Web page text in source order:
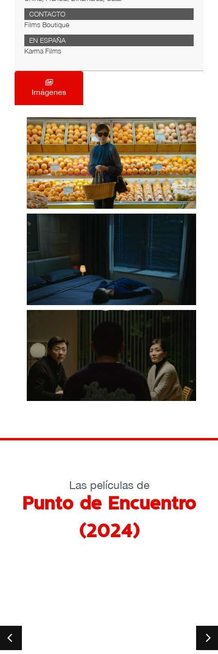
CONTACTO
Films Boutique
EN ESPAÑA
Karma Films
Imágenes
Las películas de
Punto de Encuentro
(2024)